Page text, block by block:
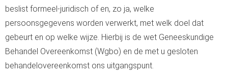
beslist formeel-juridisch of en, zo ja, welke
persoonsgegevens worden verwerkt, met welk doel dat
gebeurt en op welke wijze. Hierbij is de wet Geneeskundige
Behandel Overeenkomst (Wgbo) en de met u gesloten
behandelovereenkomst ons uitgangspunt.